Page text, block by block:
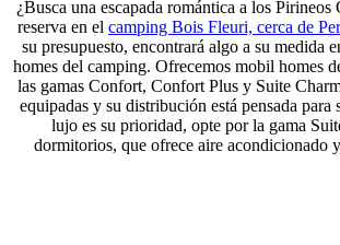
¿Busca una escapada romántica a los Pirineos
reserva en el camping Bois Fleuri, cerca de
su presupuesto, encontrará algo a su medida
homes del camping. Ofrecemos mobil homes
las gamas Confort, Confort Plus y Suite
equipadas y su distribución está pensada
lujo es su prioridad, opte por la gama
dormitorios, que ofrece aire acondicionado